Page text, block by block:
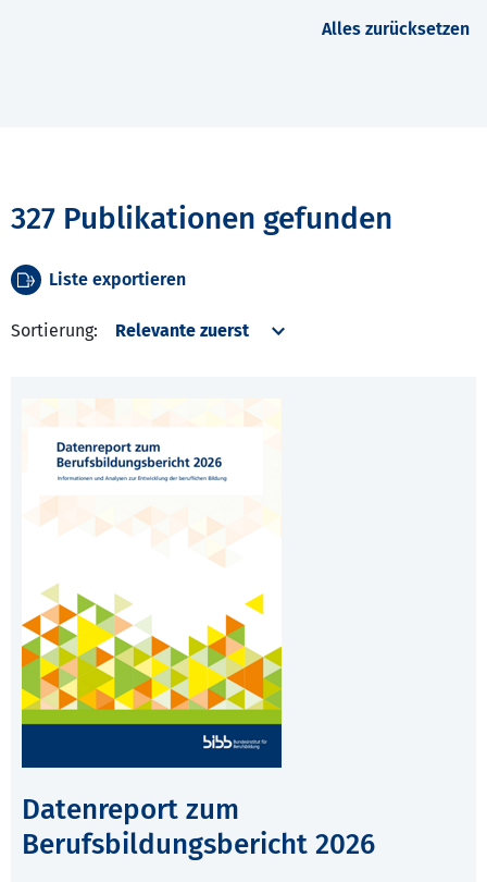
Alles zurücksetzen
327 Publikationen gefunden
Liste exportieren
Sortierung:
Datenreport zum
Berufsbildungsbericht 2026